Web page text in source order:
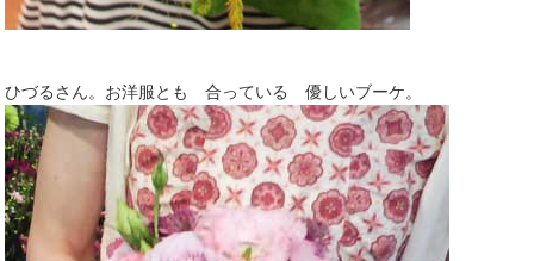
ひづるさん。お洋服とも 合っている 優しいブーケ。